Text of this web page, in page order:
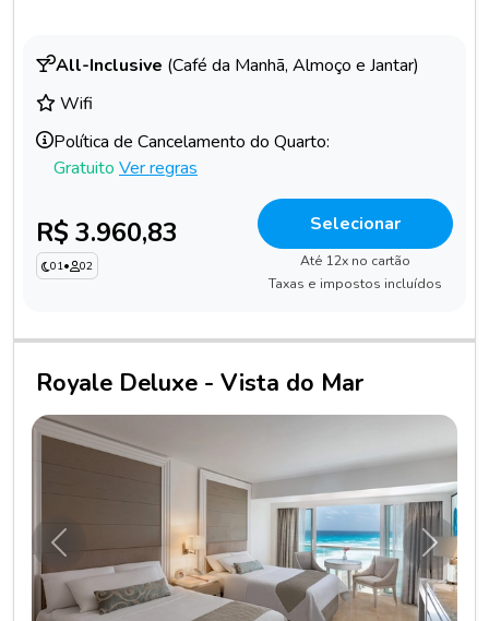
All-Inclusive (Café da Manhã, Almoço e Jantar)
Wifi
Política de Cancelamento do Quarto:
Gratuito Ver regras
R$ 3.960,83
01• 02
Selecionar
Até 12x no cartão
Taxas e impostos incluídos
Royale Deluxe - Vista do Mar
Anterior